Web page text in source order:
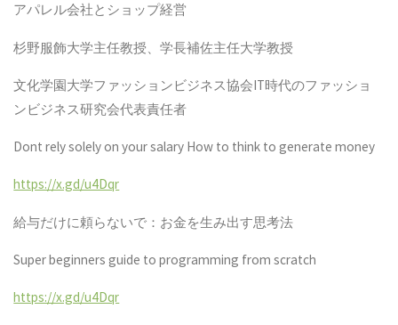
アパレル会社とショップ経営
杉野服飾大学主任教授、学長補佐主任大学教授
文化学園大学ファッションビジネス協会IT時代のファッショ
ンビジネス研究会代表責任者
Dont rely solely on your salary How to think to generate money
https://x.gd/u4Dqr
給与だけに頼らないで：お金を生み出す思考法
Super beginners guide to programming from scratch
https://x.gd/u4Dqr